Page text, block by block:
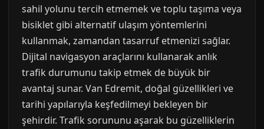
sahil yolunu tercih etmemek ve toplu taşıma veya
bisiklet gibi alternatif ulaşım yöntemlerini
kullanmak, zamandan tasarruf etmenizi sağlar.
Dijital navigasyon araçlarını kullanarak anlık
trafik durumunu takip etmek de büyük bir
avantaj sunar. Van Edremit, doğal güzellikleri ve
tarihi yapılarıyla keşfedilmeyi bekleyen bir
şehirdir. Trafik sorununu aşarak bu güzelliklerin